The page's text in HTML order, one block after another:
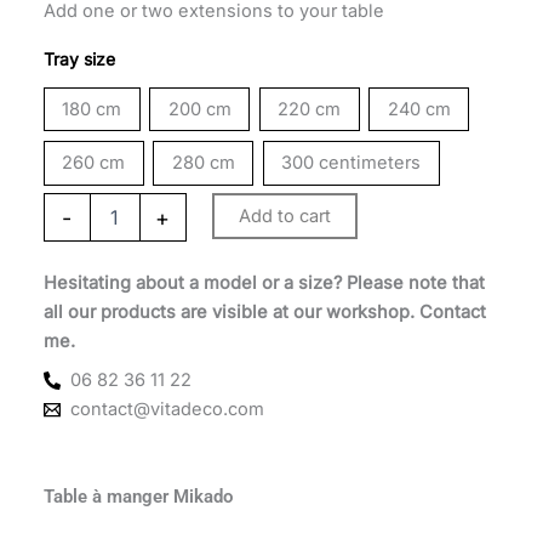
870 €
2
590 €
Add one or two extensions to your table
Tray size
180 cm 200 cm 220 cm 240 cm
260 cm 280 cm 300 centimeters
- + Add to cart
Hesitating about a model or a size? Please note that
all our products are visible at our workshop. Contact
me.
06 82 36 11 22
contact@vitadeco.com
Table à manger Mikado